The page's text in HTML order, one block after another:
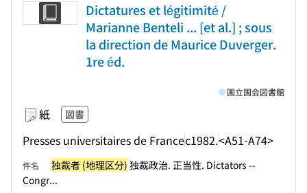
Dictatures et légitimité /
Marianne Benteli ... [et al.] ; sous
la direction de Maurice Duverger.
1re éd.
紙 図書
Presses universitaires de Francec1982.<A51-A74>
国立国会図書館
件名 独裁者 (地理区分) 独裁政治. 正当性. Dictators --
Congr...